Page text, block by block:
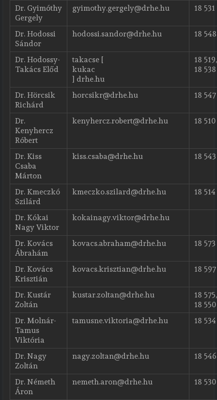
Dr. Gyimóthy
Gergely
gyimothy.gergely@drhe.hu 18 531
Dr. Hodossi
Sándor
hodossi.sandor@drhe.hu 18 548
Dr. Hodossy-
Takács Előd
takacse [
kukac
] drhe.hu
18 519,
18 538
Dr. Hörcsik
Richárd
horcsikr@drhe.hu 18 547
Dr.
Kenyhercz
Róbert
kenyhercz.robert@drhe.hu 18 510
Dr. Kiss
Csaba
Márton
kiss.csaba@drhe.hu 18 543
Dr. Kmeczkó
Szilárd
kmeczko.szilard@drhe.hu 18 514
Dr. Kókai
Nagy Viktor
kokainagy.viktor@drhe.hu
Dr. Kovács
Ábrahám
kovacs.abraham@drhe.hu 18 573
Dr. Kovács
Krisztián
kovacs.krisztian@drhe.hu 18 597
Dr. Kustár
Zoltán
kustar.zoltan@drhe.hu
18 575,
18 550
Dr. Molnár-
Tamus
Viktória
tamusne.viktoria@drhe.hu 18 534
Dr. Nagy
Zoltán
nagy.zoltan@drhe.hu 18 546
Dr. Németh
Áron
nemeth.aron@drhe.hu 18 530